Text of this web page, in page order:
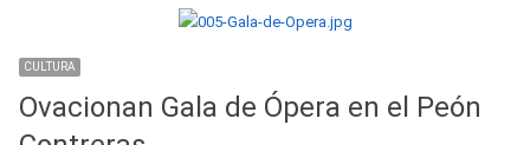
CULTURA
Ovacionan Gala de Ópera en el Peón